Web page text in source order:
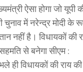
ऐसा होगा जो
चुनाव में नरेन्द्र मोदी के
नहीं है। विधायकों की
से बनेगा सीएम :
ही विधायकों की राय